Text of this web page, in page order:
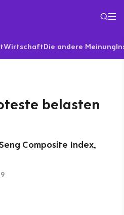
WirtschaftDie andere Meinung
belasten
Composite Index,